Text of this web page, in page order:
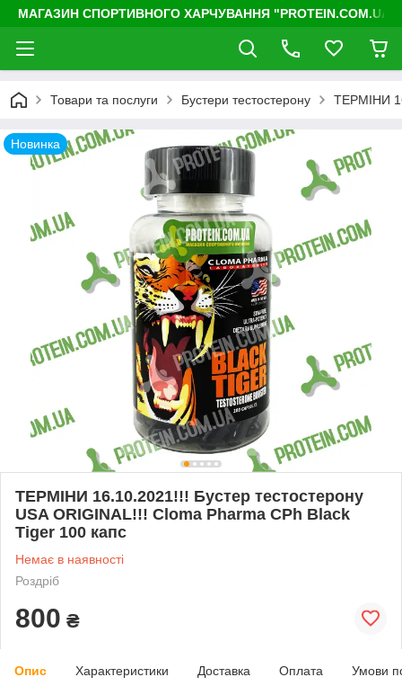
МАГАЗИН СПОРТИВНОГО ХАРЧУВАННЯ "PROTEIN.COM.UA"
Товари та послуги Бустери тестостерону ТЕРМІНИ
Новинка
ТЕРМІНИ 16.10.2021!!! Бустер тестостерону
USA ORIGINAL!!! Cloma Pharma CPh Black
Tiger 100 капс
Немає в наявності
Роздріб
800 ₴
Опис Характеристики Доставка Оплата Умови